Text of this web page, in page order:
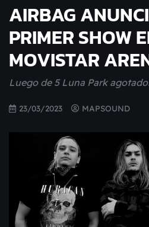
AIRBAG
PRIMER SHOW
MOVISTAR
Luego de 5 Luna Park
23/03/2023 MAPSOUND